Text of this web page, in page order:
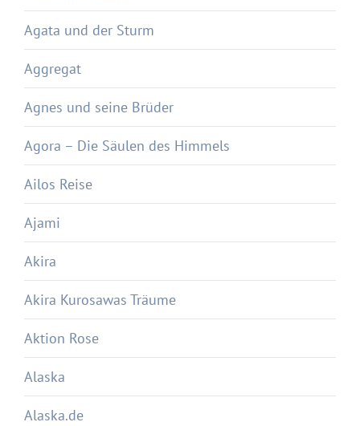
Agata und der Sturm
Aggregat
Agnes und seine Brüder
Agora – Die Säulen des Himmels
Ailos Reise
Ajami
Akira
Akira Kurosawas Träume
Aktion Rose
Alaska
Alaska.de